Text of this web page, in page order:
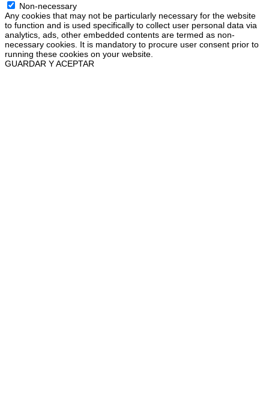
Non-necessary
Any cookies that may not be particularly necessary for the website
to function and is used specifically to collect user personal data via
analytics, ads, other embedded contents are termed as non-
necessary cookies. It is mandatory to procure user consent prior to
running these cookies on your website.
GUARDAR Y ACEPTAR